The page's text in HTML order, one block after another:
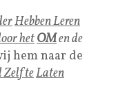
Hebben Leren
hetOMen de
hem naar de
ZelfteLaten